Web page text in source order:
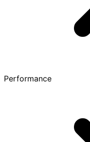
Performance